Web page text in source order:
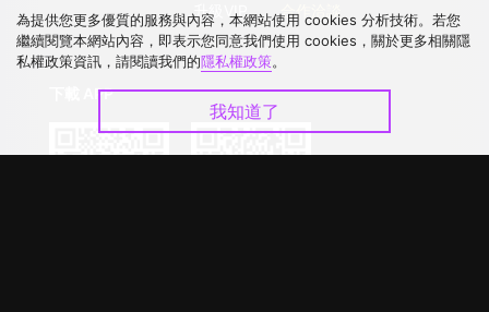
升級VIP
合作洽談
下載 APP
為提供您更多優質的服務與內容，本網站使用 cookies 分析技術。若您
繼續閱覽本網站內容，即表示您同意我們使用 cookies，關於更多相關隱
私權政策資訊，請閱讀我們的隱私權政策。
我知道了